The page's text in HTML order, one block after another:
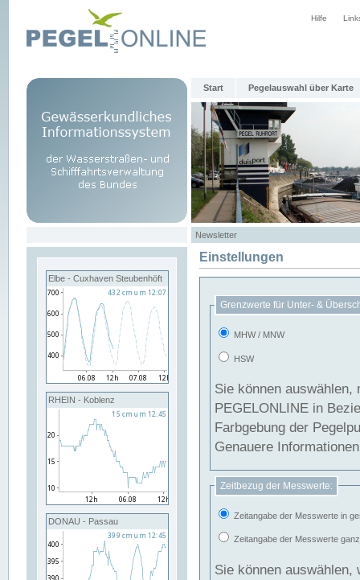
Hilfe
Start Pegelauswahl über Karte
Newsletter
Elbe - Cuxhaven Steubenhöft
RHEIN - Koblenz
DONAU - Passau
Einstellungen
Grenzwerte für Unter- &
MHW / MNW
HSW
Sie können
PEGELONLINE in Beziehung
Farbgebung der
Genauere
Zeitbezug der Messwerte:
Zeitangabe der Messwerte in
Zeitangabe der Messwerte
Sie können auswählen,